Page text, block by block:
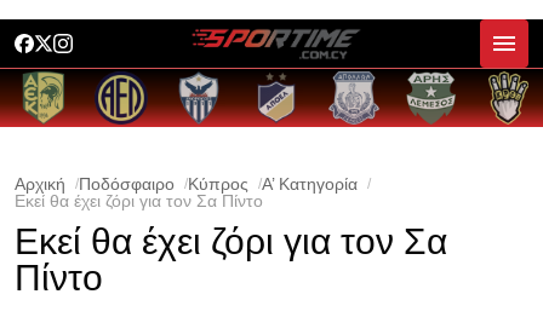
Αρχική Ποδόσφαιρο Κύπρος
Α’ Κατηγορία
Εκεί θα έχει ζόρι για τον Σα Πίντο
Εκεί θα έχει ζόρι για τον Σα
Πίντο